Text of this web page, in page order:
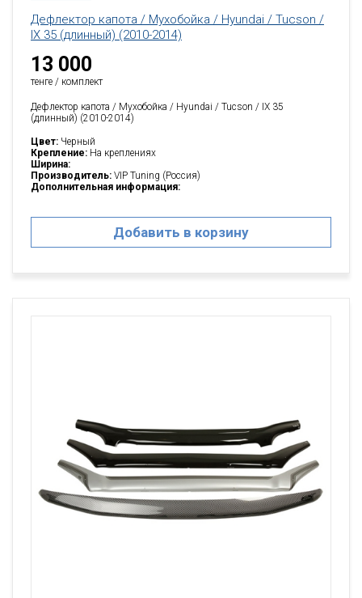
Дефлектор капота / Мухобойка / Hyundai / Tucson /
IX 35 (длинный) (2010-2014)
13 000
тенге / комплект
Дефлектор капота / Мухобойка / Hyundai / Tucson / IX 35
(длинный) (2010-2014)
Цвет: Черный
Крепление: На креплениях
Ширина:
Производитель: VIP Tuning (Россия)
Дополнительная информация:
Добавить в корзину